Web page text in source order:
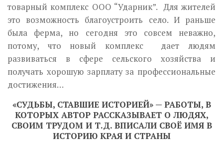
товарный комплекс ООО “Ударник”. Для жителей
это возможность благоустроить село. И раньше
была ферма, но сегодня это совсем неважно,
потому, что новый комплекс дает людям
развиваться в сфере сельского хозяйства и
получать хорошую зарплату за профессиональные
достижения…
«СУДЬБЫ, СТАВШИЕ ИСТОРИЕЙ» — РАБОТЫ, В
КОТОРЫХ АВТОР РАССКАЗЫВАЕТ О ЛЮДЯХ,
СВОИМ ТРУДОМ И Т.Д. ВПИСАЛИ СВОЁ ИМЯ В
ИСТОРИЮ КРАЯ И СТРАНЫ